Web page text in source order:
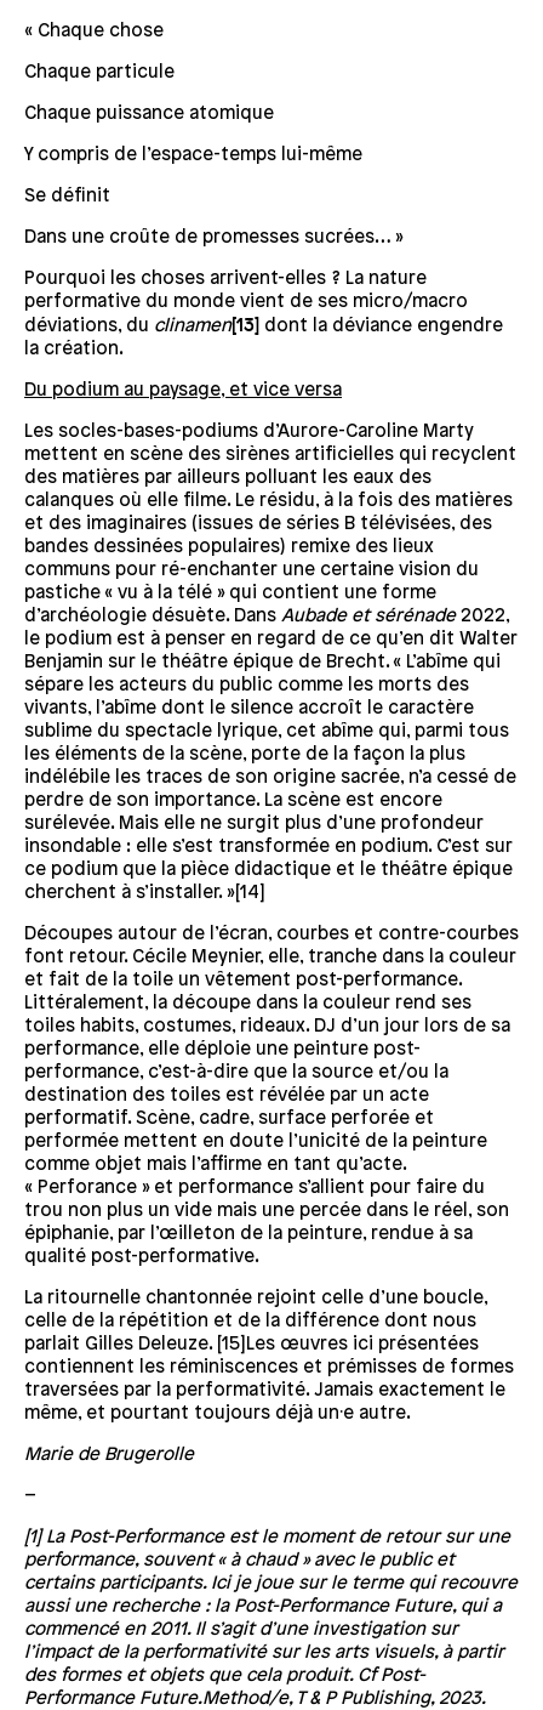
« Chaque chose
Chaque particule
Chaque puissance atomique
Y compris de l’espace-temps lui-même
Se définit
Dans une croûte de promesses sucrées… »
Pourquoi les choses arrivent-elles ? La nature
performative du monde vient de ses micro/macro
déviations, du clinamen[13] dont la déviance engendre
la création.
Du podium au paysage, et vice versa
Les socles-bases-podiums d’Aurore-Caroline Marty
mettent en scène des sirènes artificielles qui recyclent
des matières par ailleurs polluant les eaux des
calanques où elle filme. Le résidu, à la fois des matières
et des imaginaires (issues de séries B télévisées, des
bandes dessinées populaires) remixe des lieux
communs pour ré-enchanter une certaine vision du
pastiche « vu à la télé » qui contient une forme
d’archéologie désuète. Dans Aubade et sérénade2022,
le podium est à penser en regard de ce qu’en dit Walter
Benjamin sur le théâtre épique de Brecht. « L’abîme qui
sépare les acteurs du public comme les morts des
vivants, l’abîme dont le silence accroît le caractère
sublime du spectacle lyrique, cet abîme qui, parmi tous
les éléments de la scène, porte de la façon la plus
indélébile les traces de son origine sacrée, n’a cessé de
perdre de son importance. La scène est encore
surélevée. Mais elle ne surgit plus d’une profondeur
insondable : elle s’est transformée en podium. C’est sur
ce podium que la pièce didactique et le théâtre épique
cherchent à s’installer. »[14]
Découpes autour de l’écran, courbes et contre-courbes
font retour. Cécile Meynier, elle, tranche dans la couleur
et fait de la toile un vêtement post-performance.
Littéralement, la découpe dans la couleur rend ses
toiles habits, costumes, rideaux. DJ d’un jour lors de sa
performance, elle déploie une peinture post-
performance, c’est-à-dire que la source et/ou la
destination des toiles est révélée par un acte
performatif. Scène, cadre, surface perforée et
performée mettent en doute l’unicité de la peinture
comme objet mais l’affirme en tant qu’acte.
« Perforance » et performance s’allient pour faire du
trou non plus un vide mais une percée dans le réel, son
épiphanie, par l’œilleton de la peinture, rendue à sa
qualité post-performative.
La ritournelle chantonnée rejoint celle d’une boucle,
celle de la répétition et de la différence dont nous
parlait Gilles Deleuze. [15]Les œuvres ici présentées
contiennent les réminiscences et prémisses de formes
traversées par la performativité. Jamais exactement le
même, et pourtant toujours déjà un·e autre.
Marie de Brugerolle
–
[1] La Post-Performance est le moment de retour sur une
performance, souvent « à chaud » avec le public et
certains participants. Ici je joue sur le terme qui recouvre
aussi une recherche : la Post-Performance Future, qui a
commencé en 2011. Il s’agit d’une investigation sur
l’impact de la performativité sur les arts visuels, à partir
des formes et objets que cela produit. Cf Post-
Performance Future.Method/e, T & P Publishing, 2023.